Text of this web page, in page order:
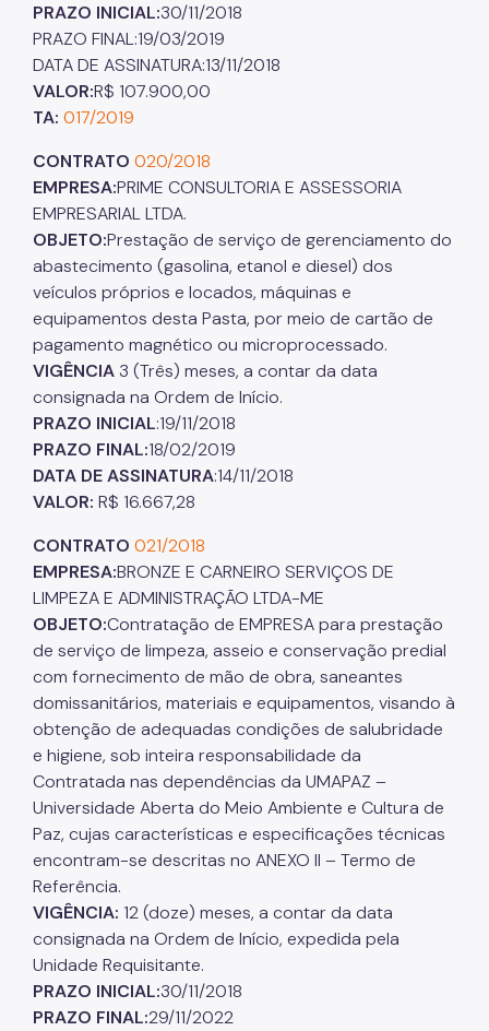
PRAZO INICIAL:30/11/2018
PRAZO FINAL:19/03/2019
DATA DE ASSINATURA:13/11/2018
VALOR:R$ 107.900,00
TA: 017/2019
CONTRATO 020/2018
EMPRESA:PRIME CONSULTORIA E ASSESSORIA
EMPRESARIAL LTDA.
OBJETO:Prestação de serviço de gerenciamento do
abastecimento (gasolina, etanol e diesel) dos
veículos próprios e locados, máquinas e
equipamentos desta Pasta, por meio de cartão de
pagamento magnético ou microprocessado.
VIGÊNCIA 3 (Três) meses, a contar da data
consignada na Ordem de Início.
PRAZO INICIAL:19/11/2018
PRAZO FINAL:18/02/2019
DATA DE ASSINATURA:14/11/2018
VALOR: R$ 16.667,28
CONTRATO 021/2018
EMPRESA:BRONZE E CARNEIRO SERVIÇOS DE
LIMPEZA E ADMINISTRAÇÃO LTDA-ME
OBJETO:Contratação de EMPRESA para prestação
de serviço de limpeza, asseio e conservação predial
com fornecimento de mão de obra, saneantes
domissanitários, materiais e equipamentos, visando à
obtenção de adequadas condições de salubridade
e higiene, sob inteira responsabilidade da
Contratada nas dependências da UMAPAZ –
Universidade Aberta do Meio Ambiente e Cultura de
Paz, cujas características e especificações técnicas
encontram-se descritas no ANEXO II – Termo de
Referência.
VIGÊNCIA: 12 (doze) meses, a contar da data
consignada na Ordem de Início, expedida pela
Unidade Requisitante.
PRAZO INICIAL:30/11/2018
PRAZO FINAL:29/11/2022